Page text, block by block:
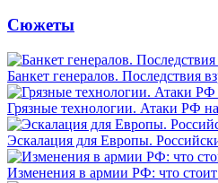
Сюжеты
Банкет генералов. Последствия
Грязные технологии. Атаки РФ
Эскалация для Европы.
Изменения в армии РФ: что